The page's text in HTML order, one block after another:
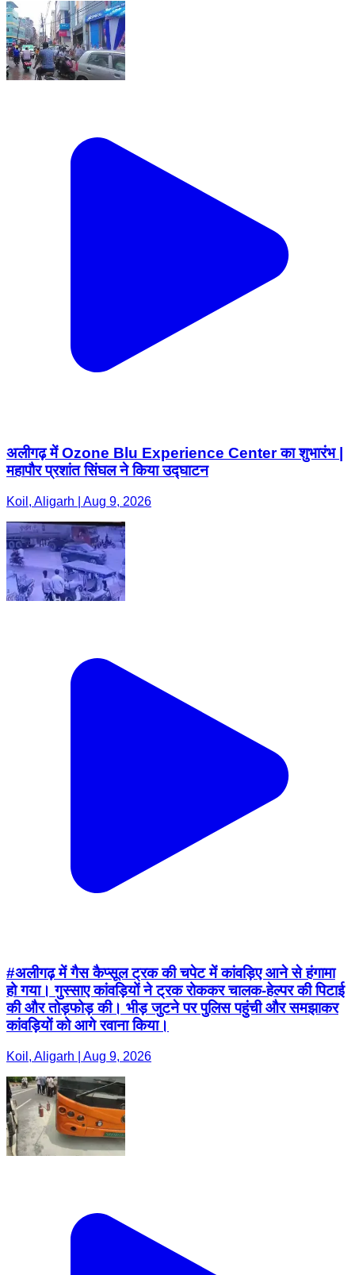
अलीगढ़ में Ozone Blu Experience Center का शुभारंभ |
महापौर प्रशांत सिंघल ने किया उद्घाटन
Koil, Aligarh | Aug 9, 2026
#अलीगढ़ में गैस कैप्सूल ट्रक की चपेट में कांवड़िए आने से हंगामा
हो गया। गुस्साए कांवड़ियों ने ट्रक रोककर चालक-हेल्पर की पिटाई
की और तोड़फोड़ की। भीड़ जुटने पर पुलिस पहुंची और समझाकर
कांवड़ियों को आगे रवाना किया।
Koil, Aligarh | Aug 9, 2026